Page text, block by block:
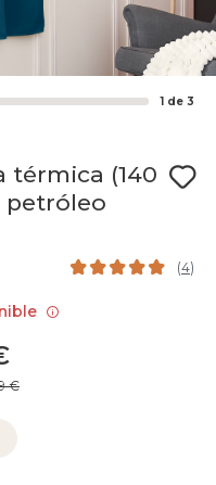
1 de 3
térmica (140
petróleo
(4)
€